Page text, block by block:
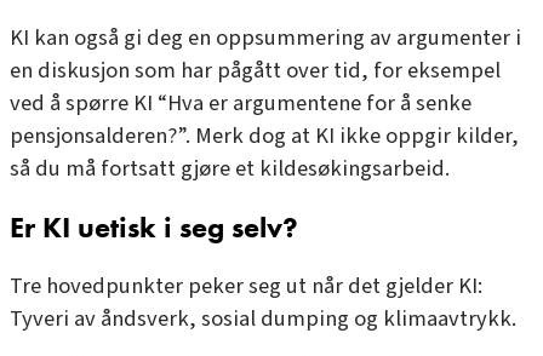
KI kan også gi deg en oppsummering av argumenter i
en diskusjon som har pågått over tid, for eksempel
ved å spørre KI “Hva er argumentene for å senke
pensjonsalderen?”. Merk dog at KI ikke oppgir kilder,
så du må fortsatt gjøre et kildesøkingsarbeid.
Er KI uetisk i seg selv?
Tre hovedpunkter peker seg ut når det gjelder KI:
Tyveri av åndsverk, sosial dumping og klimaavtrykk.